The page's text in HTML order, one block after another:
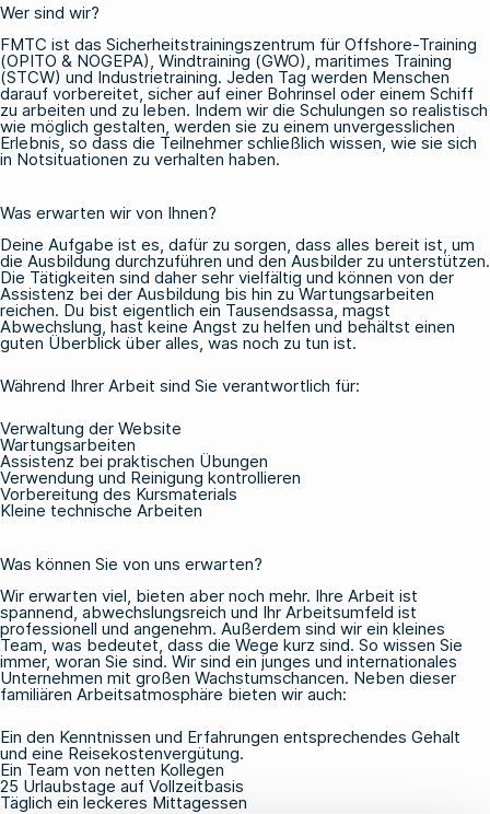
Wer sind wir?
FMTC ist das Sicherheitstrainingszentrum für Offshore-Training
(OPITO & NOGEPA), Windtraining (GWO), maritimes Training
(STCW) und Industrietraining. Jeden Tag werden Menschen
darauf vorbereitet, sicher auf einer Bohrinsel oder einem Schiff
zu arbeiten und zu leben. Indem wir die Schulungen so realistisch
wie möglich gestalten, werden sie zu einem unvergesslichen
Erlebnis, so dass die Teilnehmer schließlich wissen, wie sie sich
in Notsituationen zu verhalten haben.
Was erwarten wir von Ihnen?
Deine Aufgabe ist es, dafür zu sorgen, dass alles bereit ist, um
die Ausbildung durchzuführen und den Ausbilder zu unterstützen.
Die Tätigkeiten sind daher sehr vielfältig und können von der
Assistenz bei der Ausbildung bis hin zu Wartungsarbeiten
reichen. Du bist eigentlich ein Tausendsassa, magst
Abwechslung, hast keine Angst zu helfen und behältst einen
guten Überblick über alles, was noch zu tun ist.
Während Ihrer Arbeit sind Sie verantwortlich für:
Verwaltung der Website
Wartungsarbeiten
Assistenz bei praktischen Übungen
Verwendung und Reinigung kontrollieren
Vorbereitung des Kursmaterials
Kleine technische Arbeiten
Was können Sie von uns erwarten?
Wir erwarten viel, bieten aber noch mehr. Ihre Arbeit ist
spannend, abwechslungsreich und Ihr Arbeitsumfeld ist
professionell und angenehm. Außerdem sind wir ein kleines
Team, was bedeutet, dass die Wege kurz sind. So wissen Sie
immer, woran Sie sind. Wir sind ein junges und internationales
Unternehmen mit großen Wachstumschancen. Neben dieser
familiären Arbeitsatmosphäre bieten wir auch:
Ein den Kenntnissen und Erfahrungen entsprechendes Gehalt
und eine Reisekostenvergütung.
Ein Team von netten Kollegen
25 Urlaubstage auf Vollzeitbasis
Täglich ein leckeres Mittagessen